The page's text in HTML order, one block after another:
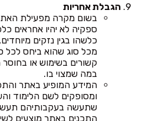
הגבלת אחריות
בשום מקרה מפעילת
ספקיה לא יהיו אחראים
כלשהו בגין נזקים
מכל סוג שהוא ביחס לכל
קשורים בשימוש או
במה שמצוי בו.
המידע המופיע באתר
ומסופקים לשם הלימוד
שתעשה בעקבותיהם